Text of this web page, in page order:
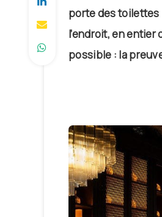
porte des toilettes
l’endroit, en
possible : la